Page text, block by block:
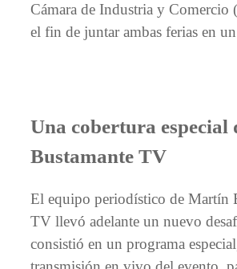
Cámara de Industria y Comercio
el fin de juntar ambas ferias en
Una cobertura
Bustamante TV
El equipo periodístico de Martín
TV llevó adelante un nuevo
consistió en un programa